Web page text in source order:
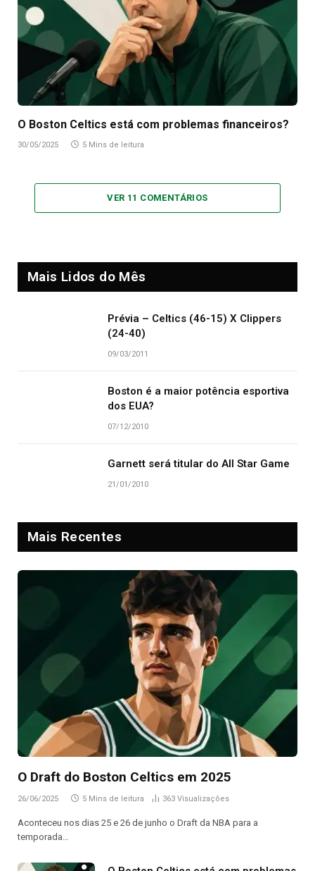
O Boston Celtics está com problemas financeiros?
30/05/2025 5 Mins de leitura
VER 11 COMENTÁRIOS
Mais Lidos do Mês
Prévia – Celtics (46-15) X Clippers
(24-40)
09/03/2011
Boston é a maior potência esportiva
dos EUA?
07/12/2010
Garnett será titular do All Star Game
21/01/2010
Mais Recentes
O Draft do Boston Celtics em 2025
26/06/2025 5 Mins de leitura 363 Visualizações
Aconteceu nos dias 25 e 26 de junho o Draft da NBA para a
temporada…